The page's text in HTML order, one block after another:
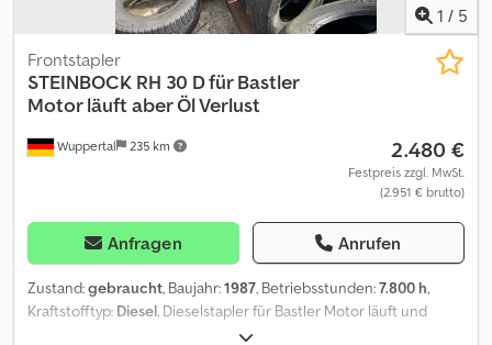
1 / 5
Wuppertal 235 km
Frontstapler
STEINBOCK RH 30 D für Bastler
Motor läuft aber Öl Verlust
2.480 €
Festpreis zzgl. MwSt.
(2.951 € brutto)
Anfragen Anrufen
Zustand:gebraucht, Baujahr:1987, Betriebsstunden:7.800 h,
Kraftstofftyp: Diesel, Dieselstapler für Bastler Motor läuft und
funktioniert Verliert aber Öl deswegen der Preis . Codpfx Abey Dy